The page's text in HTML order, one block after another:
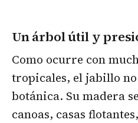
Un árbol útil y
Como ocurre con
tropicales, el jabillo
botánica. Su madera
canoas, casas